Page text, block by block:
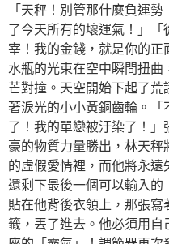
「天秤！別管那什麼負運
了今天所有的壞運氣！」
宰！我的金錢，就是你的
水瓶的光束在空中瞬間扭
芒對撞。天空開始下起了
著淚光的小小黃銅齒輪。
了！我的單戀被汙染了！
豪的物質力量勝出，林天
的虛假愛情裡，而他將永遠
還剩下最後一個可以輸入的
貼在他背後衣領上，那張
籤，丟了進去。他必須用